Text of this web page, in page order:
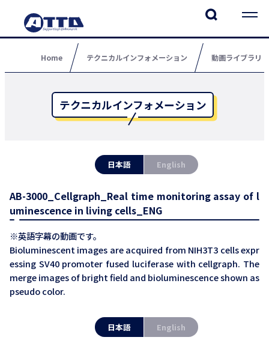
Home テクニカルインフォメーション 動画ライブラリ
テクニカルインフォメーション
日本語 English
AB-3000_Cellgraph_Real time monitoring assay of l
uminescence in living cells_ENG
※英語字幕の動画です。
Bioluminescent images are acquired from NIH3T3 cells expr
essing SV40 promoter fused luciferase with cellgraph. The
merge images of bright field and bioluminescence shown as
pseudo color.
日本語 English